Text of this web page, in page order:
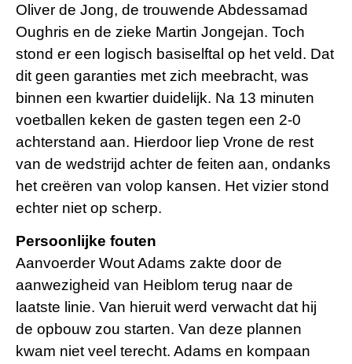
Oliver de Jong, de trouwende Abdessamad
Oughris en de zieke Martin Jongejan. Toch
stond er een logisch basiselftal op het veld. Dat
dit geen garanties met zich meebracht, was
binnen een kwartier duidelijk. Na 13 minuten
voetballen keken de gasten tegen een 2-0
achterstand aan. Hierdoor liep Vrone de rest
van de wedstrijd achter de feiten aan, ondanks
het creëren van volop kansen. Het vizier stond
echter niet op scherp.
Persoonlijke fouten
Aanvoerder Wout Adams zakte door de
aanwezigheid van Heiblom terug naar de
laatste linie. Van hieruit werd verwacht dat hij
de opbouw zou starten. Van deze plannen
kwam niet veel terecht. Adams en kompaan